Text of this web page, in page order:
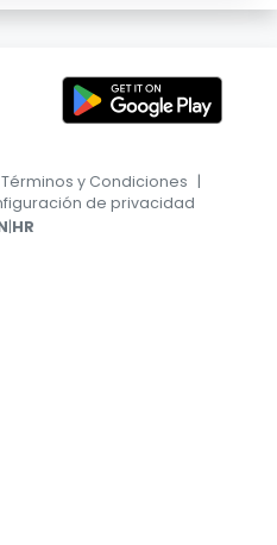
Términos y Condiciones |
de privacidad
|HR